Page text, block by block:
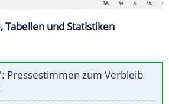
Tabellen und Statistiken
Pressestimmen zum Verbleib